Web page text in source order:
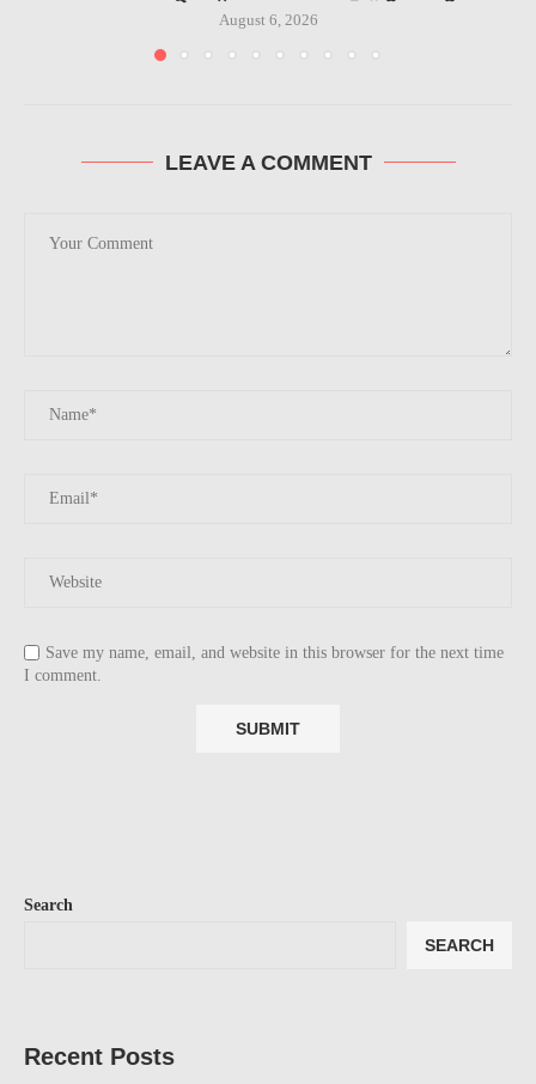
August 6, 2026
LEAVE A COMMENT
Save my name, email, and website in this browser for the next time
I comment.
Search
SEARCH
Recent Posts